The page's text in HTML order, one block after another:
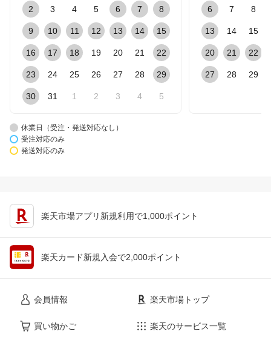
2 3 4 5 6 7 8
9 10 11 12 13 14 15
16 17 18 19 20 21 22
23 24 25 26 27 28 29
30 31 1 2 3 4 5
6 7 8
13 14 15
20 21 22
27 28 29
休業日（受注・発送対応なし）
受注対応のみ
発送対応のみ
楽天市場アプリ新規利用で1,000ポイント
楽天カード新規入会で2,000ポイント
会員情報
買い物かご
楽天市場トップ
楽天のサービス一覧